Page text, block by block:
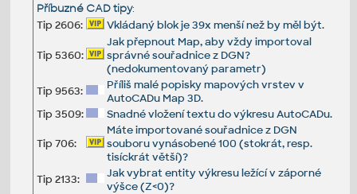
Příbuzné CAD tipy:
Tip 2606:
Vkládaný blok je 39x menší než by měl být.
Tip 5360:
Jak přepnout Map, aby vždy importoval
správné souřadnice z DGN?
(nedokumentovaný parametr)
Tip 9563:
Příliš malé popisky mapových vrstev v
AutoCADu Map 3D.
Tip 3509:
Snadné vložení textu do výkresu AutoCADu.
Tip 706:
Máte importované souřadnice z DGN
souboru vynásobené 100 (stokrát, resp.
tisíckrát větší)?
Tip 2133:
Jak vybrat entity výkresu ležící v záporné
výšce (Z<0)?